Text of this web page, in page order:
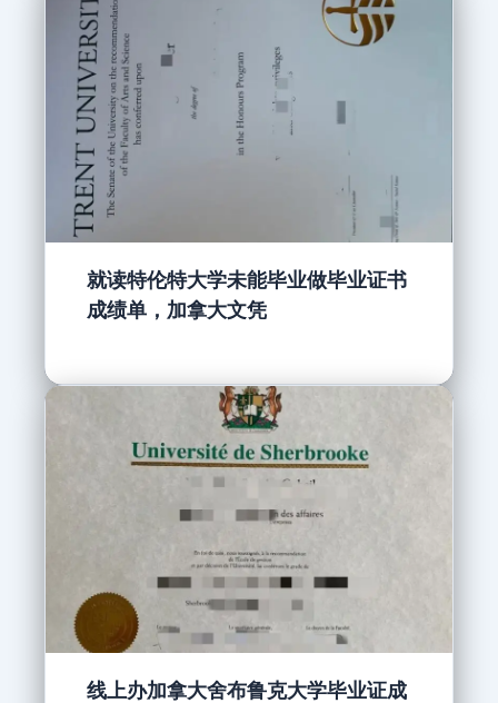
就读特伦特大学未能毕业做毕业证书
成绩单，加拿大文凭
线上办加拿大舍布鲁克大学毕业证成